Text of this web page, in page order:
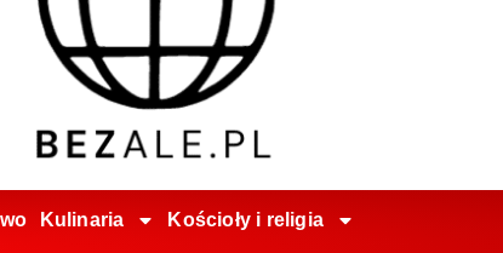
Kulinaria Kościoły i religia